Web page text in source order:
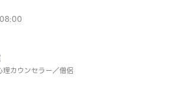
理カウンセラー／僧侶